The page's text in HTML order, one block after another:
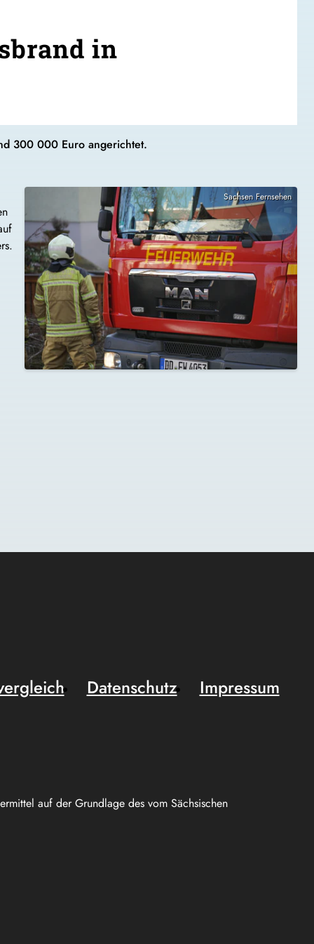
in
300 000 Euro angerichtet.
Sachsen Fernsehen
auf der Grundlage des vom Sächsischen
Datenschutz
Impressum